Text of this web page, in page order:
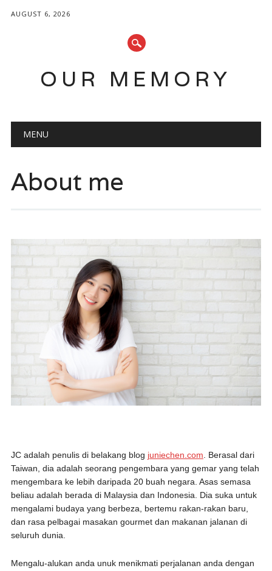
AUGUST 6, 2026
OUR MEMORY
Main menu
MENU
About me
JC adalah penulis di belakang blog juniechen.com. Berasal dari
Taiwan, dia adalah seorang pengembara yang gemar yang telah
mengembara ke lebih daripada 20 buah negara. Asas semasa
beliau adalah berada di Malaysia dan Indonesia. Dia suka untuk
mengalami budaya yang berbeza, bertemu rakan-rakan baru,
dan rasa pelbagai masakan gourmet dan makanan jalanan di
seluruh dunia.
Mengalu-alukan anda unuk menikmati perjalanan anda dengan